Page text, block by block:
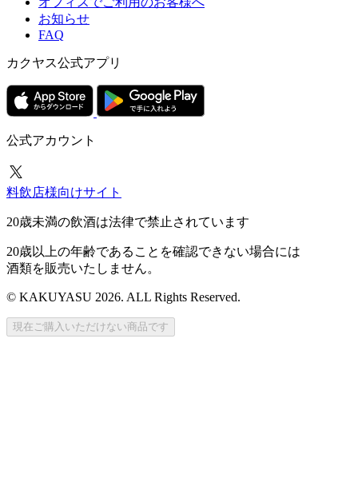
お知らせ
FAQ
カクヤス公式アプリ
公式アカウント
料飲店様向けサイト
20歳未満の飲酒は法律で禁止されています
20歳以上の年齢であることを確認できない場合には
酒類を販売いたしません。
© KAKUYASU 2026. ALL Rights Reserved.
現在ご購入いただけない商品です